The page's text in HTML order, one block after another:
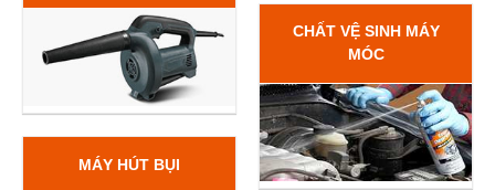
MÁY HÚT BỤI
CHẤT VỆ SINH MÁY
MÓC